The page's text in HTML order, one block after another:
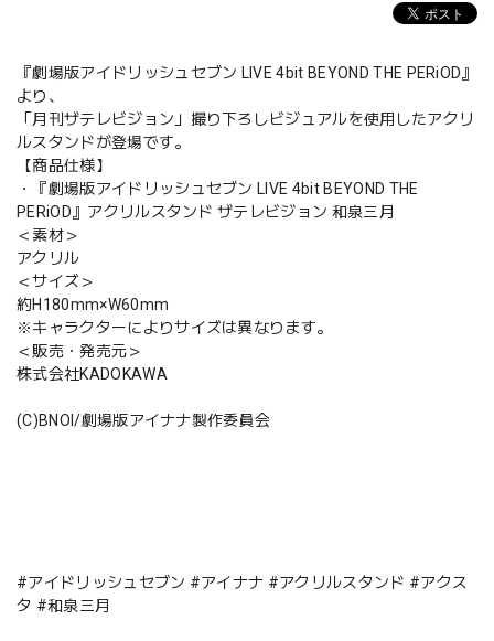
『劇場版アイドリッシュセブン LIVE 4bit BEYOND THE PERiOD』
より、
「月刊ザテレビジョン」撮り下ろしビジュアルを使用したアクリ
ルスタンドが登場です。
【商品仕様】
・『劇場版アイドリッシュセブン LIVE 4bit BEYOND THE
PERiOD』アクリルスタンド ザテレビジョン 和泉三月
＜素材＞
アクリル
＜サイズ＞
約H180mm×W60mm
※キャラクターによりサイズは異なります。
＜販売・発売元＞
株式会社KADOKAWA
(C)BNOI/劇場版アイナナ製作委員会
#アイドリッシュセブン #アイナナ #アクリルスタンド #アクス
タ #和泉三月